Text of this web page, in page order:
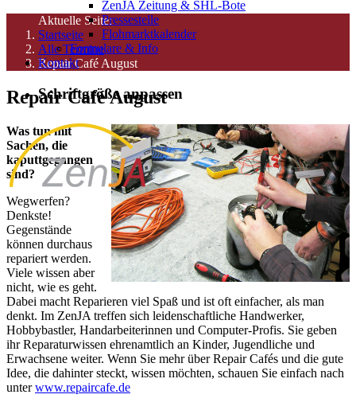
ZenJA Zeitung & SHL-Bote
Pressestelle
Flohmarktkalender
Formulare & Info
Kontakt
Schriftgröße anpassen
Aktuelle Seite:
Startseite
Alle Termine
Repair Café August
Repair Café August
Was tun mit
Sachen, die
kaputtgegangen
sind?
Wegwerfen?
Denkste!
Gegenstände
können durchaus
repariert werden.
Viele wissen aber
nicht, wie es geht.
Dabei macht Reparieren viel Spaß und ist oft einfacher, als man
denkt. Im ZenJA treffen sich leidenschaftliche Handwerker,
Hobbybastler, Handarbeiterinnen und Computer-Profis. Sie geben
ihr Reparaturwissen ehrenamtlich an Kinder, Jugendliche und
Erwachsene weiter. Wenn Sie mehr über Repair Cafés und die gute
Idee, die dahinter steckt, wissen möchten, schauen Sie einfach nach
unterwww.repaircafe.de